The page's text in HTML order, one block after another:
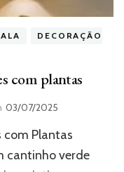
DECORAÇÃO
com plantas
03/07/2025
com Plantas
cantinho verde